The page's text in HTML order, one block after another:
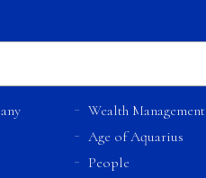
Wealth Management
Age of Aquarius
People